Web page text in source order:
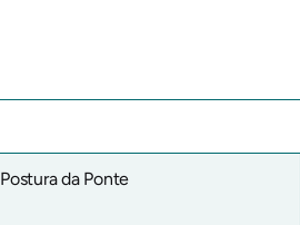
Postura da Ponte